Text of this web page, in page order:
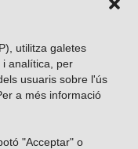
utilitza galetes
i analítica, per
usuaris sobre l'ús
a més informació
"Acceptar" o